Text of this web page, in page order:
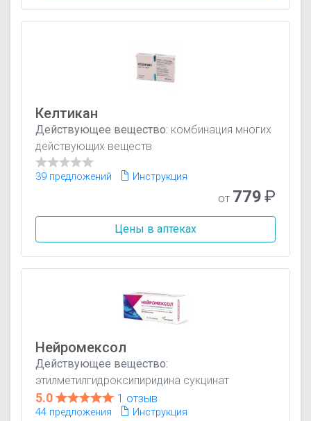
Келтикан
Действующее вещество: комбинация многих
действующих веществ
39 предложений Инструкция
от 779₽
Цены в аптеках
Нейромексол
Действующее вещество:
этилметилгидроксипиридина сукцинат
5.0 1 отзыв
44 предложения Инструкция